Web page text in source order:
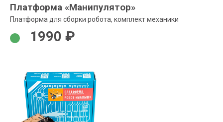
Платформа «Манипулятор»
Платформа для сборки робота, комплект механики
1990 ₽